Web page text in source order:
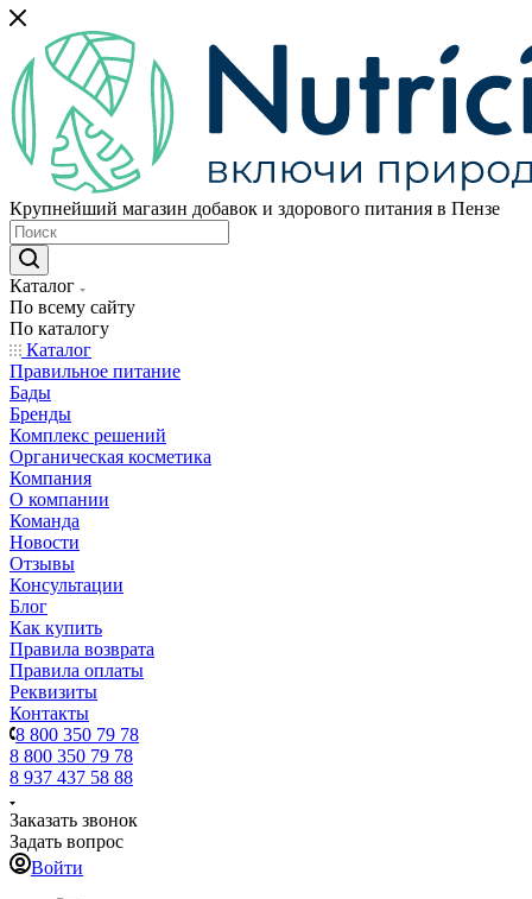
Крупнейший магазин добавок и здорового питания в Пензе
Каталог
По всему сайту
По каталогу
Каталог
Правильное питание
Бады
Бренды
Комплекс решений
Органическая косметика
Компания
О компании
Команда
Новости
Отзывы
Консультации
Блог
Как купить
Правила возврата
Правила оплаты
Реквизиты
Контакты
8 800 350 79 78
8 800 350 79 78
8 937 437 58 88
Заказать звонок
Задать вопрос
Войти